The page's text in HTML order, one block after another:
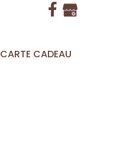
CARTE CADEAU